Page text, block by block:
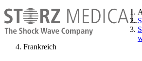
Frankreich